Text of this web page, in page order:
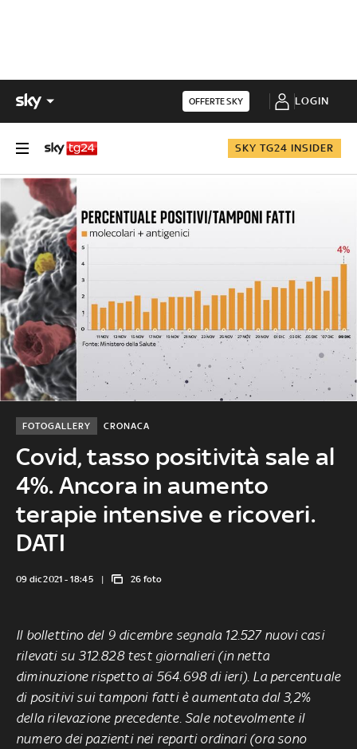
OFFERTE SKY LOGIN
SKY TG24 INSIDER
Covid, tasso positività sale al
4%. Ancora in aumento
terapie intensive e ricoveri.
DATI
CRONACA
FOTOGALLERY
09 dic 2021 - 18:45 26 foto
Il bollettino del 9 dicembre segnala 12.527 nuovi casi
rilevati su 312.828 test giornalieri (in netta
diminuzione rispetto ai 564.698 di ieri). La percentuale
di positivi sui tamponi fatti è aumentata dal 3,2%
della rilevazione precedente. Sale notevolmente il
numero dei pazienti nei reparti ordinari (ora sono